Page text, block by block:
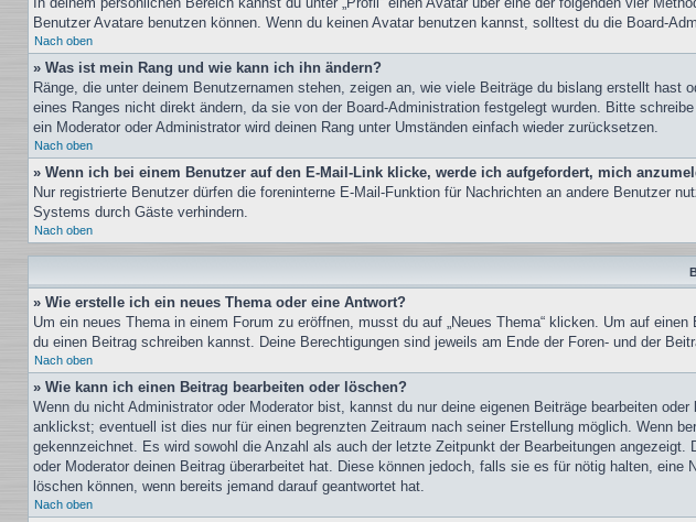
Benutzer Avatare benutzen können. Wenn du keinen Avatar benutzen kannst, solltest du die Board-
Nach oben
» Was ist mein Rang und wie kann ich ihn ändern?
Ränge, die unter deinem Benutzernamen stehen, zeigen an, wie viele Beiträge du bislang erstellt
eines Ranges nicht direkt ändern, da sie von der Board-Administration festgelegt wurden. Bitte
ein Moderator oder Administrator wird deinen Rang unter Umständen einfach wieder zurücksetzen.
Nach oben
» Wenn ich bei einem Benutzer auf den E-Mail-Link klicke, werde ich aufgefordert, mich
Nur registrierte Benutzer dürfen die foreninterne E-Mail-Funktion für Nachrichten an andere Benutzer
Systems durch Gäste verhindern.
Nach oben
» Wie erstelle ich ein neues Thema oder eine Antwort?
Um ein neues Thema in einem Forum zu eröffnen, musst du auf „Neues Thema“ klicken. Um auf
du einen Beitrag schreiben kannst. Deine Berechtigungen sind jeweils am Ende der Foren- und der
Nach oben
» Wie kann ich einen Beitrag bearbeiten oder löschen?
Wenn du nicht Administrator oder Moderator bist, kannst du nur deine eigenen Beiträge bearbeiten
anklickst; eventuell ist dies nur für einen begrenzten Zeitraum nach seiner Erstellung möglich. Wenn
gekennzeichnet. Es wird sowohl die Anzahl als auch der letzte Zeitpunkt der Bearbeitungen
oder Moderator deinen Beitrag überarbeitet hat. Diese können jedoch, falls sie es für nötig halten,
löschen können, wenn bereits jemand darauf geantwortet hat.
Nach oben